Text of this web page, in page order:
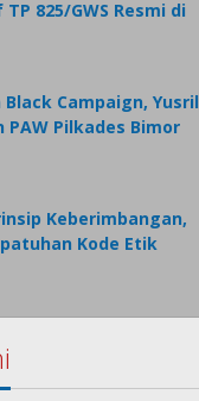
TP 825/GWS Resmi di
Campaign, Yusril
Pilkades Bimor
Keberimbangan,
Kode Etik